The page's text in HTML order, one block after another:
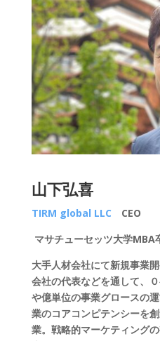
山下弘喜
TIRM global LLC
CEO
マサチューセッツ大学MBA
大手人材会社にて新規事業
会社の代表などを通して、
や億単位の事業グロースの運
業のコアコンピテンシーを
業。戦略的マーケティング